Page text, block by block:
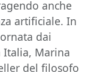
anche
artificiale. In
dai
Marina
del filosofo